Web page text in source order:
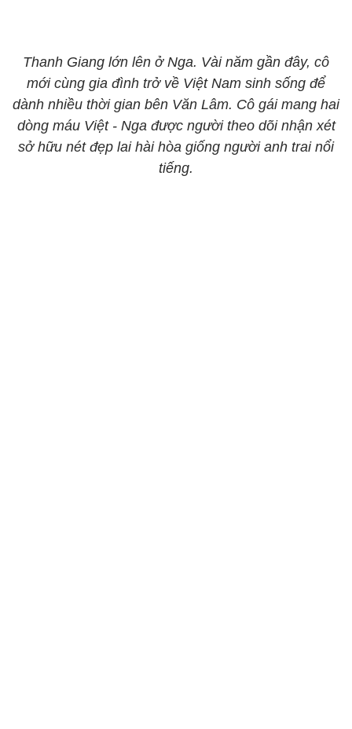
Thanh Giang lớn lên ở Nga. Vài năm gần đây, cô
mới cùng gia đình trở về Việt Nam sinh sống để
dành nhiều thời gian bên Văn Lâm. Cô gái mang hai
dòng máu Việt - Nga được người theo dõi nhận xét
sở hữu nét đẹp lai hài hòa giống người anh trai nổi
tiếng.